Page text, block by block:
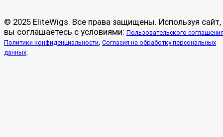
© 2025 EliteWigs. Все права защищены. Используя сайт,
вы соглашаетесь с условиями: Пользовательского
Политики конфиденциальности, Согласия на обработку персональных
данных.